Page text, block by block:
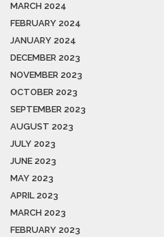
MARCH 2024
FEBRUARY 2024
JANUARY 2024
DECEMBER 2023
NOVEMBER 2023
OCTOBER 2023
SEPTEMBER 2023
AUGUST 2023
JULY 2023
JUNE 2023
MAY 2023
APRIL 2023
MARCH 2023
FEBRUARY 2023